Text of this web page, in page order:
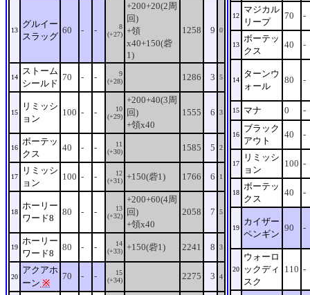
13
グルイー
スラッグ
60 - -
8
(+27)
+200+20(2周
回)
+領
x40+150(砦
1)
1258 9 0
14
ストーム
シールド
70 - -
9
(+28)
1286 3 5
15
リミッシ
ョン
100 - -
10
(+29)
+200+40(3周
回)
+領x40
1555 6 3
16
ボーテッ
クス
40 - -
11
(+30)
1585 5 2
17
リミッシ
ョン
100 - -
12
(+31) +150(砦1) 1766 6 1
18
ホーリー
ワード8
80 - -
13
(+32)
+200+60(4周
回)
+領x40
2058 7 5
19
ホーリー
ワード8
80 - -
14
(+33) +150(砦1) 2241 8 3
20
アクアホ
ーン ※
70 - -
15
(+34)
2275 3 4
12
マジカル
リープ
70 -
13
ボーテッ
クス
40 -
14
ターンウ
ォール
80 -
15 マナ 0 -
16
ブラック
アウト
40 -
17
リミッシ
ョン
100 -
18
ボーテッ
クス
40 -
19
カイザー
ペンギン
90 -
20
ウォーロ
ックディ
スク
110 -